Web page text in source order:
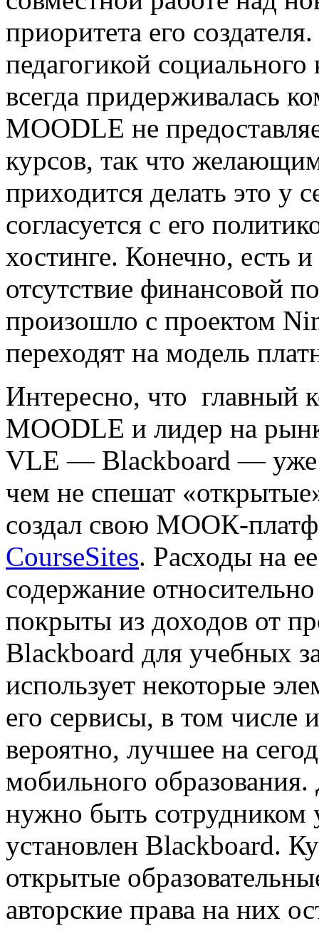
приоритета его
педагогикой
всегда придерживалась
MOODLE не
курсов, так что
приходится делать это у
согласуется с его
хостинге. Конечно, есть и
отсутствие финансовой
произошло с проектом
переходят на модель
Интересно, что главный
MOODLE и лидер на
VLE — Blackboard — уже
чем не спешат
создал свою МООК-
CourseSites. Расходы на ее
содержание
покрыты из доходов от
Blackboard для учебных
использует некоторые
его сервисы, в том
вероятно, лучшее на
мобильного
нужно быть сотрудником
установлен Blackboard.
открытые
авторские права на них